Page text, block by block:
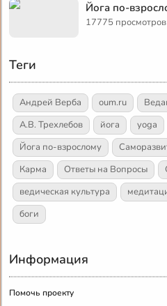
Йога по-
17775 просмотров
Теги
Андрей Верба oum.ru
А.В. Трехлебов
йога yoga
Йога по-взрослому
Карма
Ответы на Вопросы
ведическая культура
боги
Информация
Помочь проекту